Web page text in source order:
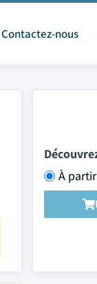
Contactez-nous
À